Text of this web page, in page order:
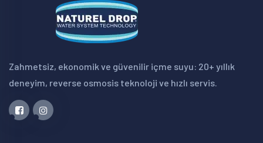
Zahmetsiz, ekonomik ve güvenilir içme suyu: 20+ yıllık
deneyim, reverse osmosis teknoloji ve hızlı servis.